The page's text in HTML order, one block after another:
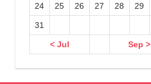
24 25 26 27 28 29
31
< Jul Sep >